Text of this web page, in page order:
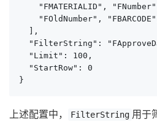
"FMATERIALID",
"FOldNumber",
  ],
"FilterString":
  "Limit": 100,
  "StartRow": 0
}
上述配置中， FilterString 用于